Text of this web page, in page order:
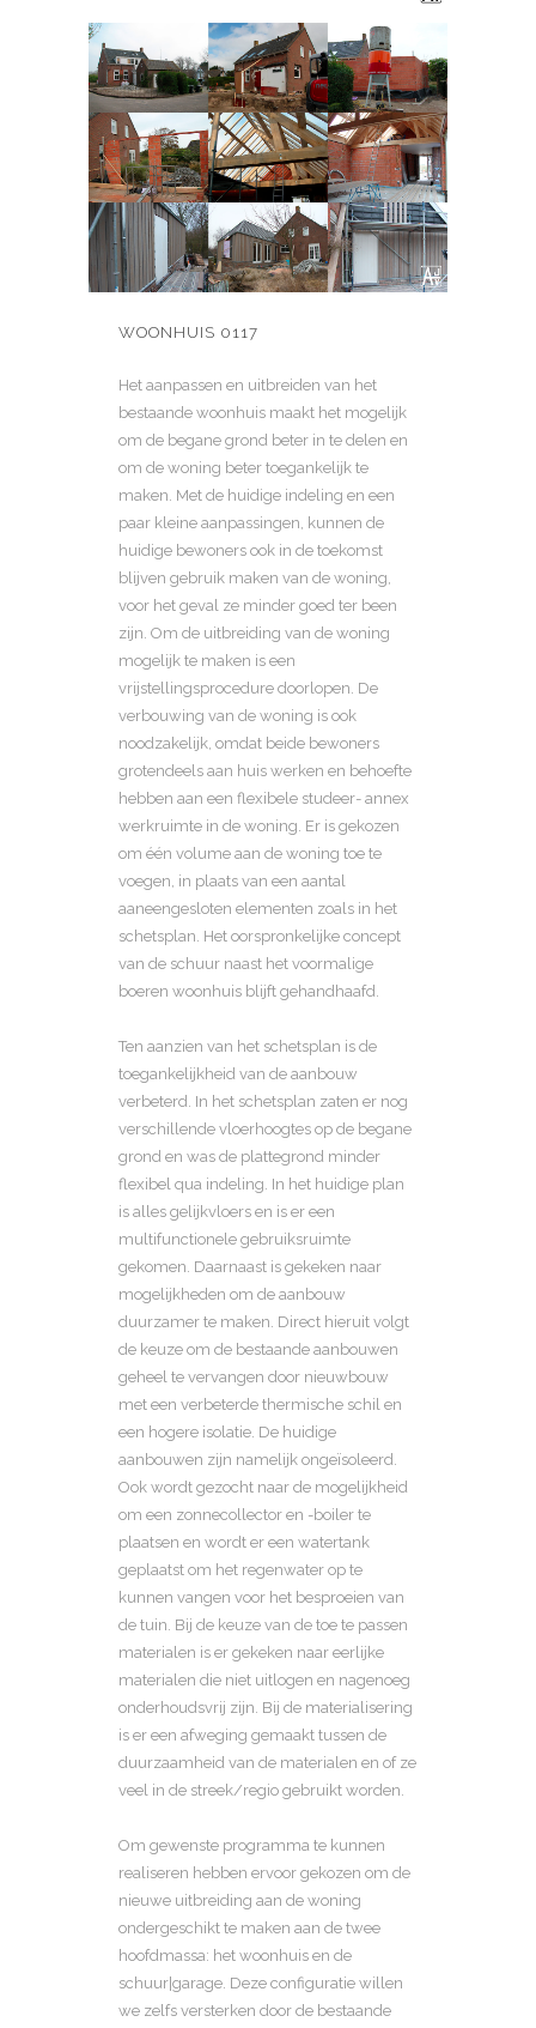
WOONHUIS 0117
Het aanpassen en uitbreiden van het
bestaande woonhuis maakt het mogelijk
om de begane grond beter in te delen en
om de woning beter toegankelijk te
maken. Met de huidige indeling en een
paar kleine aanpassingen, kunnen de
huidige bewoners ook in de toekomst
blijven gebruik maken van de woning,
voor het geval ze minder goed ter been
zijn. Om de uitbreiding van de woning
mogelijk te maken is een
vrijstellingsprocedure doorlopen. De
verbouwing van de woning is ook
noodzakelijk, omdat beide bewoners
grotendeels aan huis werken en behoefte
hebben aan een flexibele studeer- annex
werkruimte in de woning. Er is gekozen
om één volume aan de woning toe te
voegen, in plaats van een aantal
aaneengesloten elementen zoals in het
schetsplan. Het oorspronkelijke concept
van de schuur naast het voormalige
boeren woonhuis blijft gehandhaafd.
Ten aanzien van het schetsplan is de
toegankelijkheid van de aanbouw
verbeterd. In het schetsplan zaten er nog
verschillende vloerhoogtes op de begane
grond en was de plattegrond minder
flexibel qua indeling. In het huidige plan
is alles gelijkvloers en is er een
multifunctionele gebruiksruimte
gekomen. Daarnaast is gekeken naar
mogelijkheden om de aanbouw
duurzamer te maken. Direct hieruit volgt
de keuze om de bestaande aanbouwen
geheel te vervangen door nieuwbouw
met een verbeterde thermische schil en
een hogere isolatie. De huidige
aanbouwen zijn namelijk ongeïsoleerd.
Ook wordt gezocht naar de mogelijkheid
om een zonnecollector en -boiler te
plaatsen en wordt er een watertank
geplaatst om het regenwater op te
kunnen vangen voor het besproeien van
de tuin. Bij de keuze van de toe te passen
materialen is er gekeken naar eerlijke
materialen die niet uitlogen en nagenoeg
onderhoudsvrij zijn. Bij de materialisering
is er een afweging gemaakt tussen de
duurzaamheid van de materialen en of ze
veel in de streek/regio gebruikt worden.
Om gewenste programma te kunnen
realiseren hebben ervoor gekozen om de
nieuwe uitbreiding aan de woning
ondergeschikt te maken aan de twee
hoofdmassa: het woonhuis en de
schuur|garage. Deze configuratie willen
we zelfs versterken door de bestaande